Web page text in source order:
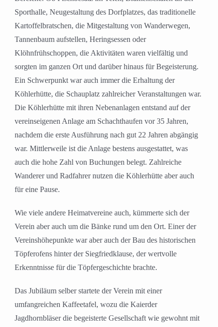
Sporthalle, Neugestaltung des Dorfplatzes, das traditionelle
Kartoffelbratschen, die Mitgestaltung von Wanderwegen,
Tannenbaum aufstellen, Heringsessen oder
Klöhnfrühschoppen, die Aktivitäten waren vielfältig und
sorgten im ganzen Ort und darüber hinaus für Begeisterung.
Ein Schwerpunkt war auch immer die Erhaltung der
Köhlerhütte, die Schauplatz zahlreicher Veranstaltungen war.
Die Köhlerhütte mit ihren Nebenanlagen entstand auf der
vereinseigenen Anlage am Schachthaufen vor 35 Jahren,
nachdem die erste Ausführung nach gut 22 Jahren abgängig
war. Mittlerweile ist die Anlage bestens ausgestattet, was
auch die hohe Zahl von Buchungen belegt. Zahlreiche
Wanderer und Radfahrer nutzen die Köhlerhütte aber auch
für eine Pause.
Wie viele andere Heimatvereine auch, kümmerte sich der
Verein aber auch um die Bänke rund um den Ort. Einer der
Vereinshöhepunkte war aber auch der Bau des historischen
Töpferofens hinter der Siegfriedklause, der wertvolle
Erkenntnisse für die Töpfergeschichte brachte.
Das Jubiläum selber startete der Verein mit einer
umfangreichen Kaffeetafel, wozu die Kaierder
Jagdhornbläser die begeisterte Gesellschaft wie gewohnt mit